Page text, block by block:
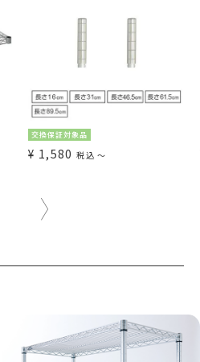
交換保証対象品
¥ 1,580 税込 〜